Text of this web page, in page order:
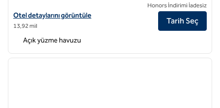
DoubleTree by Hilton Hotel Atlanta Airport için otel detaylarını
Otel detaylarını görüntüle
13,92 mil
Honors İndirimi İadesiz
Tarih Seç
Açık yüzme havuzu
1 / 12